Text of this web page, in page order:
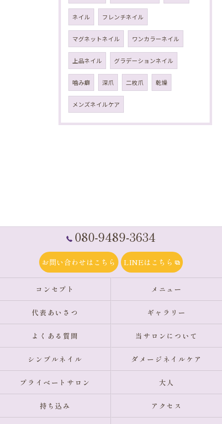
ネイル フレンチネイル
マグネットネイル ワンカラーネイル
上品ネイル グラデーションネイル
噛み癖 深爪 二枚爪 乾燥
メンズネイルケア
080-9489-3634
お問い合わせはこちら LINEはこちら
コンセプト メニュー
代表あいさつ ギャラリー
よくある質問 当サロンについて
シンプルネイル ダメージネイルケア
プライベートサロン 大人
持ち込み アクセス